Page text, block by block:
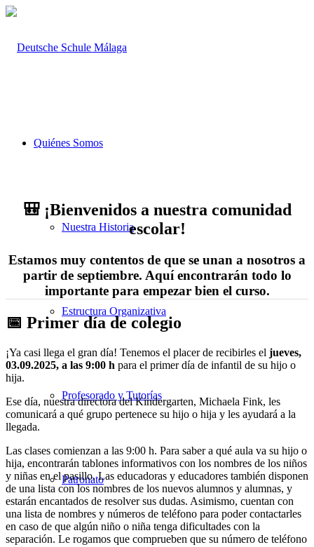
Quiénes Somos
Nuestra Historia
Estructura Organizativa
Profesorado y Tutorías
Patronato
🎒 ¡Bienvenidos a nuestra comunidad
escolar!
Estamos muy contentos de que se unan a nosotros a
partir de septiembre. Aquí encontrarán todo lo
importante para empezar bien el curso.
📅 Primer día de colegio
¡Ya casi llega el gran día! Tenemos el placer de recibirles el jueves,
03.09.2025, a las 9:00 h para el primer día de infantil de su hijo o
hija.
Ese día, nuestradirectora delKindergarten, Michaela Fink, les
comunicará a qué grupo pertenece su hijo o hija y les ayudará a la
llegada.
Las clases comienzan a las 9:00 h. Para sabera qué aula va su hijo o
hija, encontrarán tablones informativos con los nombres de los niños
y niñas en el pasillo.Las educadoras y educadores también disponen
de una lista conlos nombres de los nuevos alumnos y alumnas, y
estarán encantados de resolver sus dudas. Asimismo, cuentan con
una lista de nombres y números de teléfono para poder contactarles
en caso de que algún niño o niña tenga dificultades con la
separación. Le rogamos que comprueben que su número de teléfono